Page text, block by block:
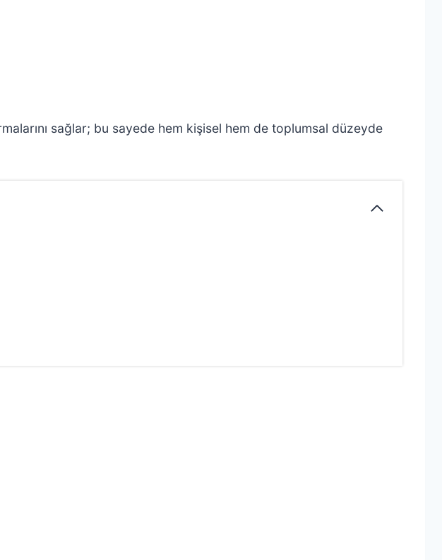
sağlar; bu sayede hem kişisel hem de toplumsal düzeyde